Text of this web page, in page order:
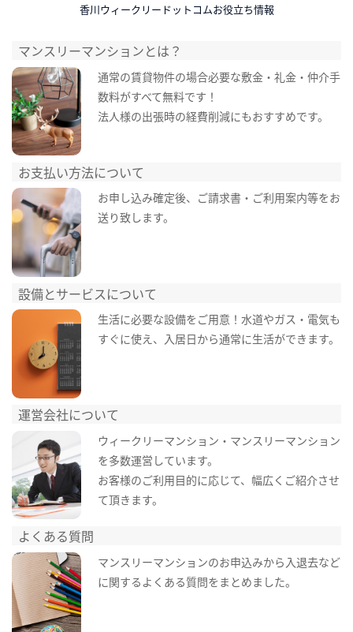
香川ウィークリードットコムお役立ち情報
マンスリーマンションとは？
通常の賃貸物件の場合必要な敷金・礼金・仲介手
数料がすべて無料です！
法人様の出張時の経費削減にもおすすめです。
お支払い方法について
お申し込み確定後、ご請求書・ご利用案内等をお
送り致します。
設備とサービスについて
生活に必要な設備をご用意！水道やガス・電気も
すぐに使え、入居日から通常に生活ができます。
運営会社について
ウィークリーマンション・マンスリーマンション
を多数運営しています。
お客様のご利用目的に応じて、幅広くご紹介させ
て頂きます。
よくある質問
マンスリーマンションのお申込みから入退去など
に関するよくある質問をまとめました。